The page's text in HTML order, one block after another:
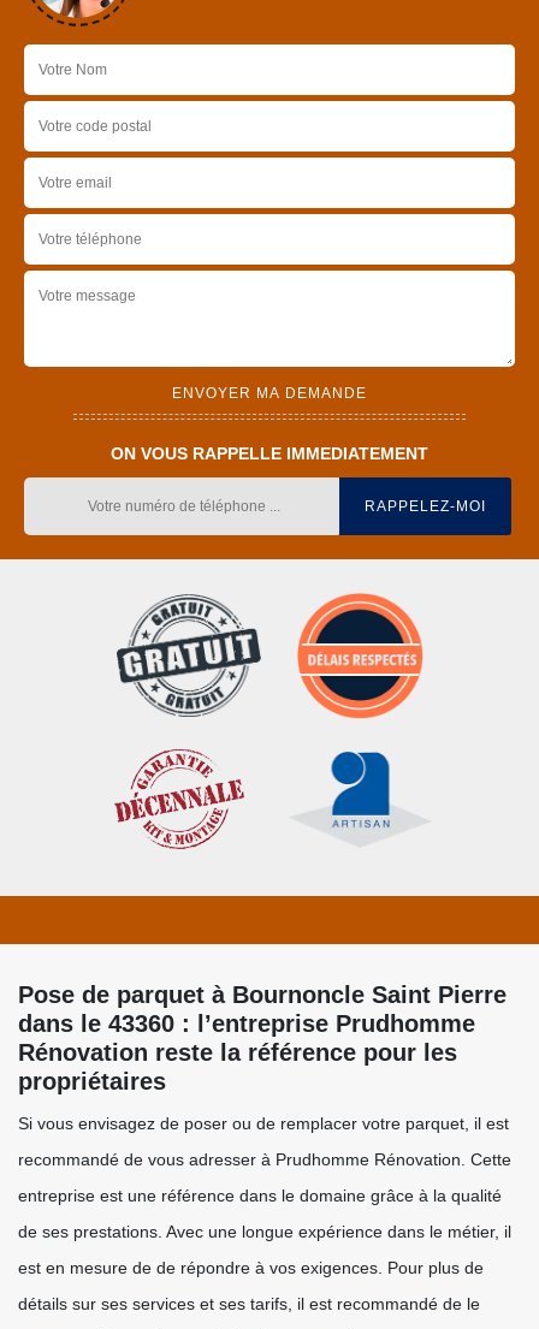
ON VOUS RAPPELLE IMMEDIATEMENT
Pose de parquet à Bournoncle Saint Pierre
dans le 43360 : l’entreprise Prudhomme
Rénovation reste la référence pour les
propriétaires
Si vous envisagez de poser ou de remplacer votre parquet, il est
recommandé de vous adresser à Prudhomme Rénovation. Cette
entreprise est une référence dans le domaine grâce à la qualité
de ses prestations. Avec une longue expérience dans le métier, il
est en mesure de de répondre à vos exigences. Pour plus de
détails sur ses services et ses tarifs, il est recommandé de le